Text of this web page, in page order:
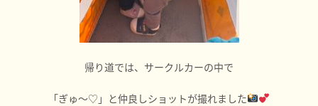
帰り道では、サークルカーの中で
「ぎゅ～♡」と仲良しショットが撮れました